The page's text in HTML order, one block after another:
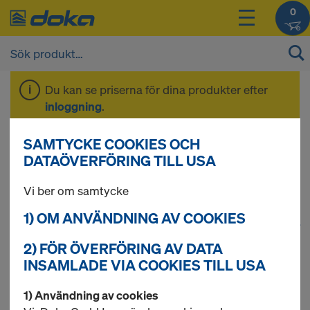
0
Du kan se priserna för dina produkter efter
inloggning.
Verktyg
54 produkter hittade
Mest sökta
3-skiktsplatta 3S basic
SAMTYCKE COOKIES OCH
DATAÖVERFÖRING TILL USA
Vi ber om samtycke
1) OM ANVÄNDNING AV COOKIES
2) FÖR ÖVERFÖRING AV DATA
INSAMLADE VIA COOKIES TILL USA
1) Användning av cookies